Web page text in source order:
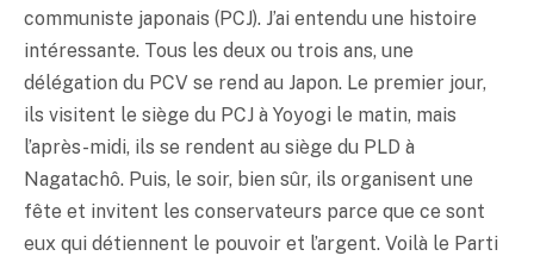
communiste japonais (PCJ). J’ai entendu une histoire
intéressante. Tous les deux ou trois ans, une
délégation du PCV se rend au Japon. Le premier jour,
ils visitent le siège du PCJ à Yoyogi le matin, mais
l’après-midi, ils se rendent au siège du PLD à
Nagatachô. Puis, le soir, bien sûr, ils organisent une
fête et invitent les conservateurs parce que ce sont
eux qui détiennent le pouvoir et l’argent. Voilà le Parti